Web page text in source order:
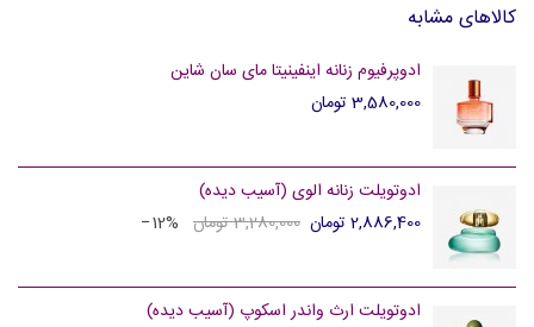
کالاهای مشابه
ادوپرفیوم زنانه اینفینیتا مای سان شاین
3,580,000 تومان
ادوتویلت زنانه الوی (آسیب دیده)
2,886,400 تومان
3,280,000 تومان ‎−12%
ادوتویلت ارث واندر اسکوپ (آسیب دیده)